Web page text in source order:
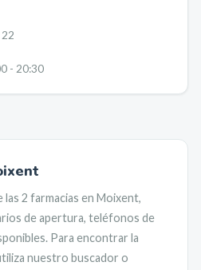
22
- 20:30
las 2 farmacias en Moixent,
de apertura, teléfonos de
Para encontrar la
nuestro buscador o